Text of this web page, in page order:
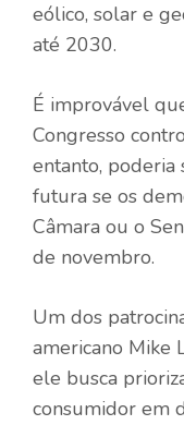
eólico, solar e
até 2030.
É improvável
Congresso
entanto, poderia
futura se os
Câmara ou o
de novembro.
Um dos
americano Mike
ele busca
consumidor em